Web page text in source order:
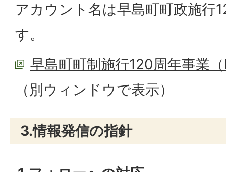
アカウント名は早島町町政施行
す。
早島町町制施行120周年事業
（別ウィンドウで表示）
3.情報発信の指針